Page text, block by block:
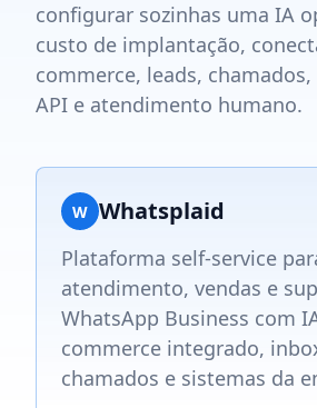
configurar sozinhas uma IA
custo de implantação,
commerce, leads, chamados,
API e atendimento humano.
W Whatsplaid
Plataforma self-service
atendimento, vendas e
WhatsApp Business com
commerce integrado,
chamados e sistemas da